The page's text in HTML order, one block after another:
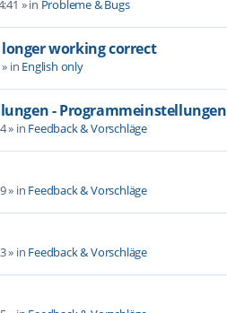
» in Probleme & Bugs
longer working correct
» in English only
- Programmeinstellungen
» in Feedback & Vorschläge
» in Feedback & Vorschläge
» in Feedback & Vorschläge